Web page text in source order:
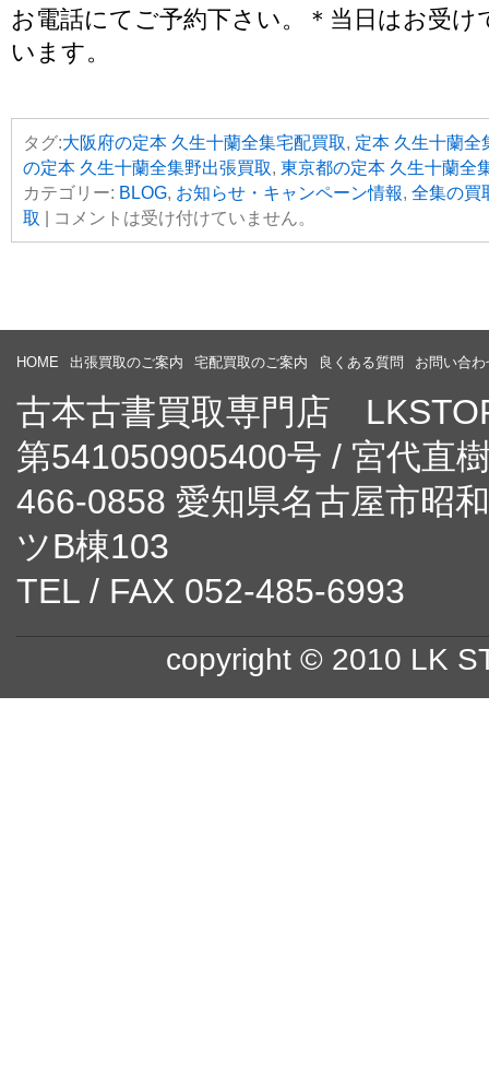
お電話にてご予約下さい。＊当日はお受
います。
タグ:大阪府の定本 久生十蘭全集宅配買取, 定本 久生十蘭全
の定本 久生十蘭全集野出張買取, 東京都の定本 久生十蘭全
カテゴリー: BLOG, お知らせ・キャンペーン情報, 全集の買
取
コメントは受け付けていません。
HOME 出張買取のご案内 宅配買取のご案内 良くある質問 お問い合わ
古本古書買取専門店
第541050905400号 / 宮代直
466-0858 愛知県名古屋市昭
ツB棟103
TEL / FAX 052-485-6993
copyright © 2010 LK